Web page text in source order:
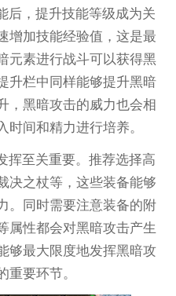
后，提升技能等级成为关
增加技能经验值，这是最
元素进行战斗可以获得黑
升栏中同样能够提升黑暗
，黑暗攻击的威力也会相
时间和精力进行培养。
挥至关重要。推荐选择高
决之杖等，这些装备能够
。同时需要注意装备的附
属性都会对黑暗攻击产生
够最大限度地发挥黑暗攻
重要环节。